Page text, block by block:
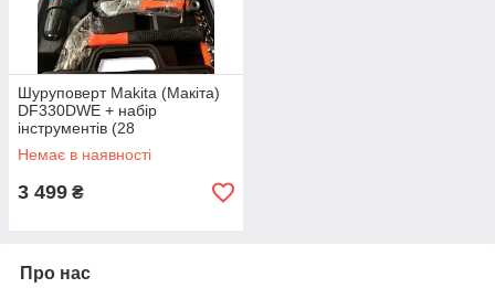
Шуруповерт Makita (Макіта)
DF330DWE + набір
інструментів (28
найменувань)
Немає в наявності
3 499 ₴
Про нас